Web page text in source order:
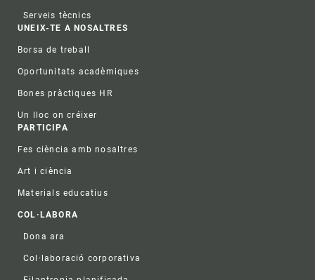
Serveis tècnics
UNEIX-TE A NOSALTRES
Borsa de treball
Oportunitats acadèmiques
Bones pràctiques HR
Un lloc on créixer
PARTICIPA
Fes ciència amb nosaltres
Art i ciència
Materials educatius
COL·LABORA
Dona ara
Col·laboració corporativa